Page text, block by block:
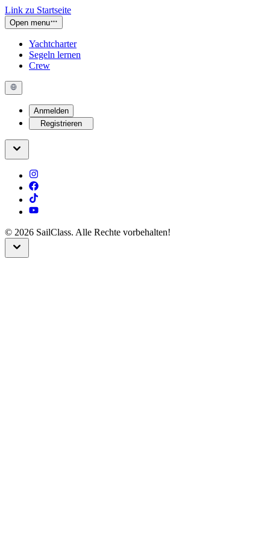
Link zu Startseite
Open menu
Yachtcharter
Segeln lernen
Crew
Anmelden
Registrieren
© 2026 SailClass. Alle Rechte vorbehalten!